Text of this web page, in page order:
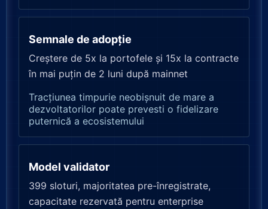
Semnale de adopție
Creștere de 5x la portofele și 15x la contracte
în mai puțin de 2 luni după mainnet
Tracțiunea timpurie neobișnuit de mare a
dezvoltatorilor poate prevesti o fidelizare
puternică a ecosistemului
Model validator
399 sloturi, majoritatea pre-înregistrate,
capacitate rezervată pentru enterprise